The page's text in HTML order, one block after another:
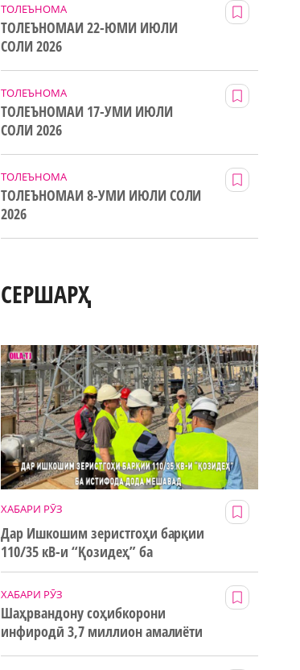
ТОЛЕЪНОМА
ТОЛЕЪНОМАИ 22-ЮМИ ИЮЛИ
СОЛИ 2026
ТОЛЕЪНОМА
ТОЛЕЪНОМАИ 17-УМИ ИЮЛИ
СОЛИ 2026
ТОЛЕЪНОМА
ТОЛЕЪНОМАИ 8-УМИ ИЮЛИ СОЛИ
2026
СЕРШАРҲ
ХАБАРИ РӮЗ
Дар Ишкошим зеристгоҳи барқии
110/35 кВ-и “Қозидеҳ” ба
истифода дода мешавад
ХАБАРИ РӮЗ
Шаҳрвандону соҳибкорони
инфиродӣ 3,7 миллион амалиёти